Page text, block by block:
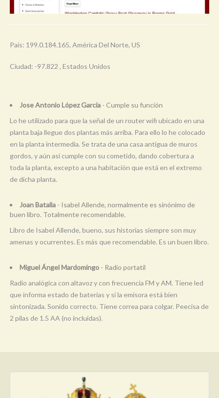
País: 199.0.184.165, América Del Norte, US
Ciudad: -97.822 , Estados Unidos
Jose Antonio López García - Cumple su función
Lo he utilizado para que la señal de un router wifi ubicado en una
planta baja llegue dos plantas más arriba. Para ello lo he colocado
en la planta intermedia. Se trata de una casa antigua de muros
gordos, y aún así cumple con su cometido, dando cobertura a
toda la planta, excepto a una habitación que está en el extremo
de dicha planta.
Joan Batalla - Isabel Allende, normalmente es sinónimo de
buen libro. Totalmente recomendable.
Libro de Isabel Allende, bueno, sus historias siempre son muy
amenas y ocurrentes. Es más que recomendable. Es un buen libro.
Miguel Ángel Mardomingo - Radio portatil
Radio analógica con altavoz y con frecuencia FM y AM. Tiene led
que informa estado de baterías y si la emisora está bien
sintonizada. Sonido correcto. Tiene correa para colgar. Peecisa de
2 pilas de 1.5 AA (no incluidas).